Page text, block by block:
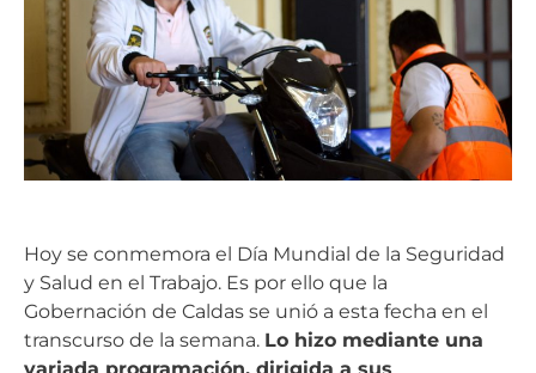
Hoy se conmemora el Día Mundial de la Seguridad
y Salud en el Trabajo. Es por ello que la
Gobernación de Caldas se unió a esta fecha en el
transcurso de la semana. Lo hizo mediante una
variada programación, dirigida a sus